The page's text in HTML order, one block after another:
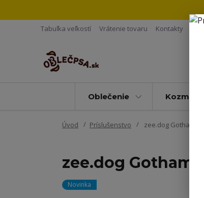
Tabuľka veľkostí Vrátenie tovaru Kontakty
Oblečenie
Úvod Príslušenstvo zee.dog Gotham
zee.dog Gotham
Novinka